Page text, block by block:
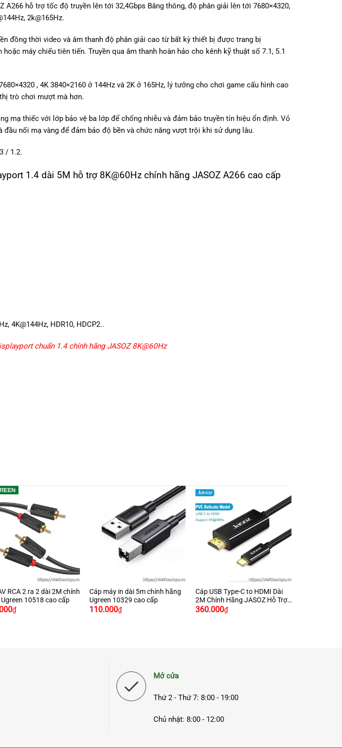
A266 hỗ trợ tốc độ truyền lên tới 32,4Gbps Băng thông, độ phân giải lên tới 7680×4320,
2k@165Hz.
đồng thời video và âm thanh độ phân giải cao từ bất kỳ thiết bị được trang bị
hoặc máy chiếu tiên tiến. Truyền qua âm thanh hoàn hảo cho kênh kỹ thuật số 7.1, 5.1
, 4K 3840×2160 ở 144Hz và 2K ở 165Hz, lý tưởng cho chơi game cấu hình cao
trò chơi mượt mà hơn.
mạ thiếc với lớp bảo vệ ba lớp để chống nhiễu và đảm bảo truyền tín hiệu ổn định. Vỏ
đầu nối mạ vàng để đảm bảo độ bền và chức năng vượt trội khi sử dụng lâu.
/ 1.2.
1.4 dài 5M hỗ trợ 8K@60Hz chính hãng JASOZ A266 cao cấp
4K@144Hz, HDR10, HDCP2..
chuẩn 1.4 chính hãng JASOZ 8K@60Hz
RCA 2 ra 2 dài 2M chính
10518 cao cấp
₫
Cáp máy in dài 5m chính hãng
Ugreen 10329 cao cấp
110.000₫
Cáp USB Type-C to HDMI Dài
2M Chính Hãng JASOZ Hỗ Trợ
2k4k
360.000₫
Mở cửa
Thứ 2 - Thứ 7: 8:00 - 19:00
Chủ nhật: 8:00 - 12:00